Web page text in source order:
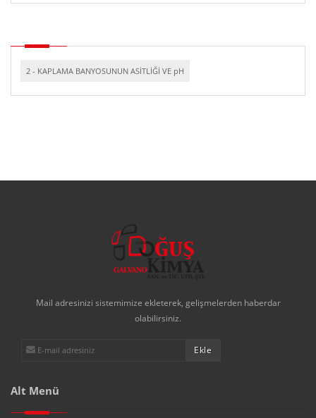
2 - KAPLAMA BANYOSUNUN ASİTLİĞİ VE pH
Mail adresinizi sistemimize ekleterek, gelişmelerden haberdar
olabilirsiniz.
Alt Menü